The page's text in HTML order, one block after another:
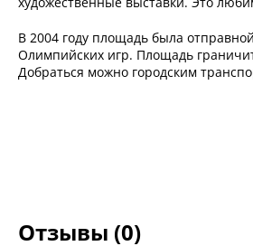
В 2004 году площадь была
Олимпийских игр. Площадь
Добраться можно городским
Отзывы (0)